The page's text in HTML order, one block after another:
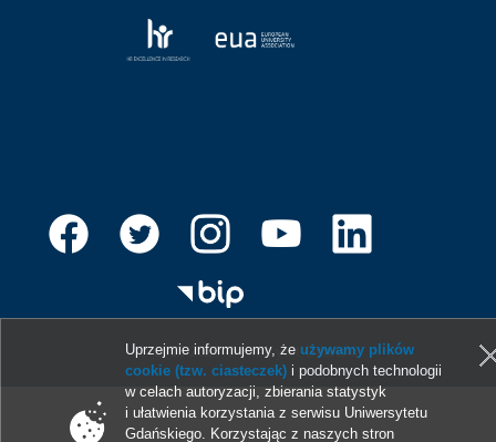
© 2013-2026 Uniwersytet Gdański
Uprzejmie informujemy, że używamy plików
cookie (tzw. ciasteczek) i podobnych technologii
w celach autoryzacji, zbierania statystyk
i ułatwienia korzystania z serwisu Uniwersytetu
Gdańskiego. Korzystając z naszych stron